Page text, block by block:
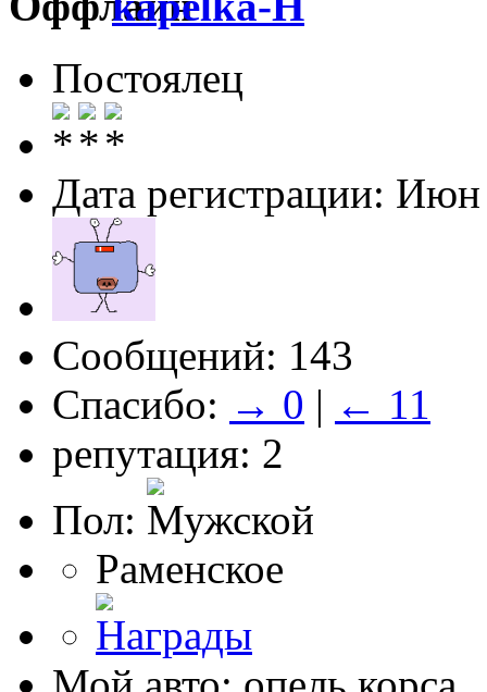
Постоялец
Дата регистрации:
Сообщений: 143
Спасибо: → 0 | ← 11
репутация: 2
Пол:
Раменское